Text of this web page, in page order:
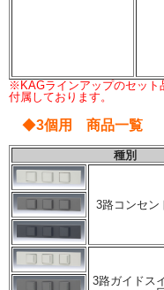
※KAGラインアップのセット
付属しております。
◆3個用 商品一覧
種別
3路コンセン
3路ガイドス